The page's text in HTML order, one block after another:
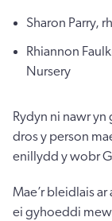
Sharon Parry,
Rhiannon
Nursery
Rydyn ni nawr
dros y person
enillydd y wobr
Mae’r bleidlais
ei gyhoeddi